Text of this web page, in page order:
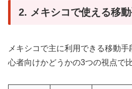
2. メキシコで使える移
メキシコで主に利用できる移動
心者向けかどうかの3つの視点で